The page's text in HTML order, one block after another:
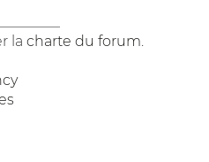
la charte du forum